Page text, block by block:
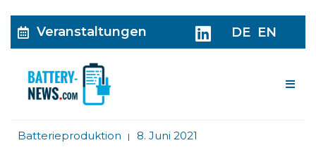
Veranstaltungen DE EN
Batterieproduktion | 8. Juni 2021